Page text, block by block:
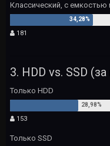
Классический, с емкостью
181
3. HDD vs. SSD
Только HDD
153
Только SSD